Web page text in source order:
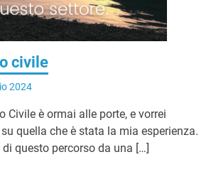
civile
2024
Civile è ormai alle porte, e vorrei
quella che è stata la mia esperienza.
questo percorso da una […]